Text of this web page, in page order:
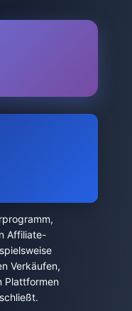
Affiliate-
Verkäufen,
Plattformen